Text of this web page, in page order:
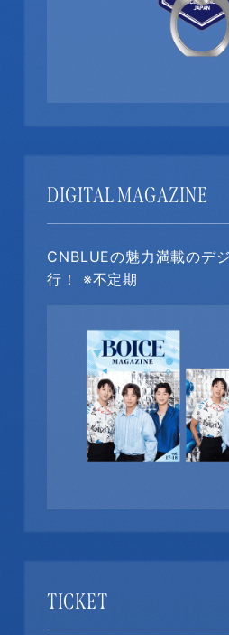
DIGITAL MAGAZINE
CNBLUEの魅力満載のデ
行！ ※不定期
TICKET